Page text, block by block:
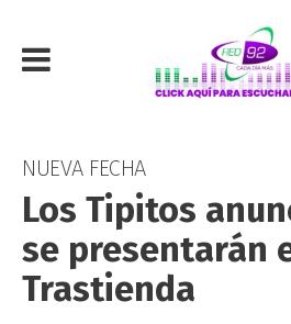
NUEVA FECHA
Los Tipitos
se presentarán
Trastienda